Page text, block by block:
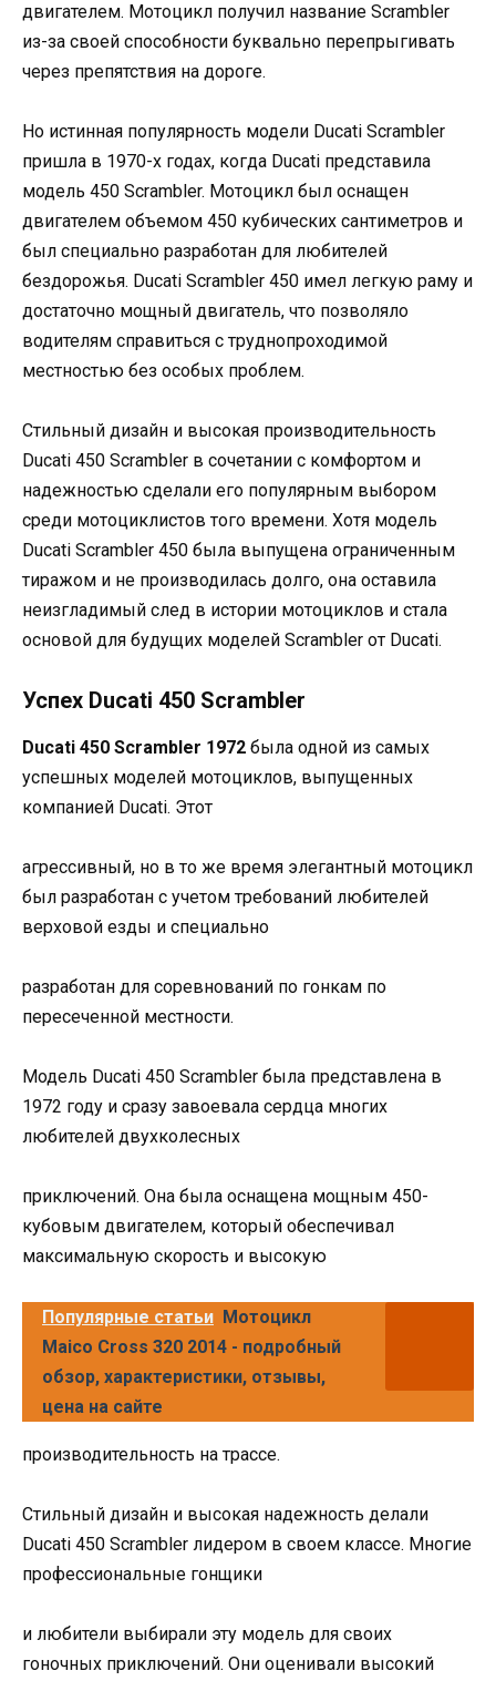
двигателем. Мотоцикл получил название Scrambler
из-за своей способности буквально перепрыгивать
через препятствия на дороге.
Но истинная популярность модели Ducati Scrambler
пришла в 1970-х годах, когда Ducati представила
модель 450 Scrambler. Мотоцикл был оснащен
двигателем объемом 450 кубических сантиметров и
был специально разработан для любителей
бездорожья. Ducati Scrambler 450 имел легкую раму и
достаточно мощный двигатель, что позволяло
водителям справиться с труднопроходимой
местностью без особых проблем.
Стильный дизайн и высокая производительность
Ducati 450 Scrambler в сочетании с комфортом и
надежностью сделали его популярным выбором
среди мотоциклистов того времени. Хотя модель
Ducati Scrambler 450 была выпущена ограниченным
тиражом и не производилась долго, она оставила
неизгладимый след в истории мотоциклов и стала
основой для будущих моделей Scrambler от Ducati.
Успех Ducati 450 Scrambler
Ducati 450 Scrambler 1972 была одной из самых
успешных моделей мотоциклов, выпущенных
компанией Ducati. Этот
агрессивный, но в то же время элегантный мотоцикл
был разработан с учетом требований любителей
верховой езды и специально
разработан для соревнований по гонкам по
пересеченной местности.
Модель Ducati 450 Scrambler была представлена в
1972 году и сразу завоевала сердца многих
любителей двухколесных
приключений. Она была оснащена мощным 450-
кубовым двигателем, который обеспечивал
максимальную скорость и высокую
Популярные статьи Мотоцикл
Maico Cross 320 2014 - подробный
обзор, характеристики, отзывы,
цена на сайте
производительность на трассе.
Стильный дизайн и высокая надежность делали
Ducati 450 Scrambler лидером в своем классе. Многие
профессиональные гонщики
и любители выбирали эту модель для своих
гоночных приключений. Они оценивали высокий